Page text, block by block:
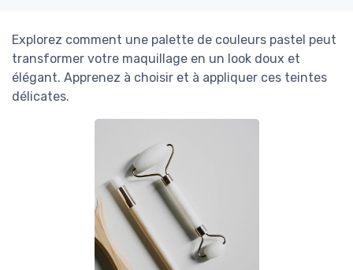
Explorez comment une palette de couleurs pastel peut
transformer votre maquillage en un look doux et
élégant. Apprenez à choisir et à appliquer ces teintes
délicates.